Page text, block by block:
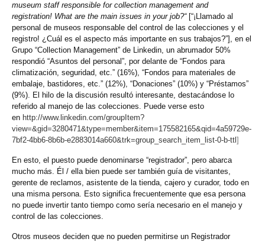
museum staff responsible for collection management and
registration! What are the main issues in your job?“[“¡Llamado al
personal de museos responsable del control de las colecciones y el
registro! ¿Cuál es el aspecto más importante en sus trabajos?”], en el
Grupo “Collection Management” de Linkedin, un abrumador 50%
respondió “Asuntos del personal”, por delante de “Fondos para
climatización, seguridad, etc.” (16%), “Fondos para materiales de
embalaje, bastidores, etc.” (12%), “Donaciones” (10%) y “Préstamos”
(9%). El hilo de la discusión resultó interesante, destacándose lo
referido al manejo de las colecciones. Puede verse esto
en http://www.linkedin.com/groupItem?
view=&gid=3280471&type=member&item=175582165&qid=4a59729e-
7bf2-4bb6-8b6b-e2883014a660&trk=group_search_item_list-0-b-ttl ]
En esto, el puesto puede denominarse “registrador”, pero abarca
mucho más. Él / ella bien puede ser también guía de visitantes,
gerente de reclamos, asistente de la tienda, cajero y curador, todo en
una misma persona. Esto significa frecuentemente que esa persona
no puede invertir tanto tiempo como sería necesario en el manejo y
control de las colecciones.
Otros museos deciden que no pueden permitirse un Registrador